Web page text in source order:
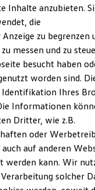
Updates
Inhalte anzubieten.
die
zu begrenzen
messen und zu
besucht haben
worden sind.
Ihres
Informationen
Dritter, wie z.B.
oder
auf anderen
werden kann. Wir
solcher